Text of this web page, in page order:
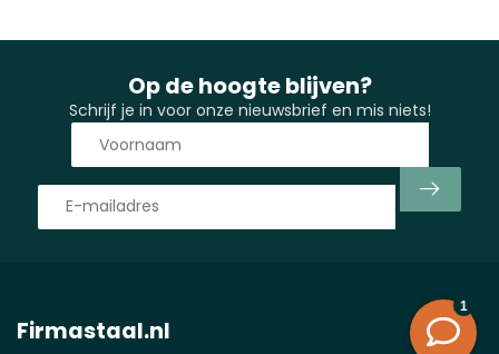
Op de hoogte blijven?
Schrijf je in voor onze nieuwsbrief en mis niets!
Firmastaal.nl